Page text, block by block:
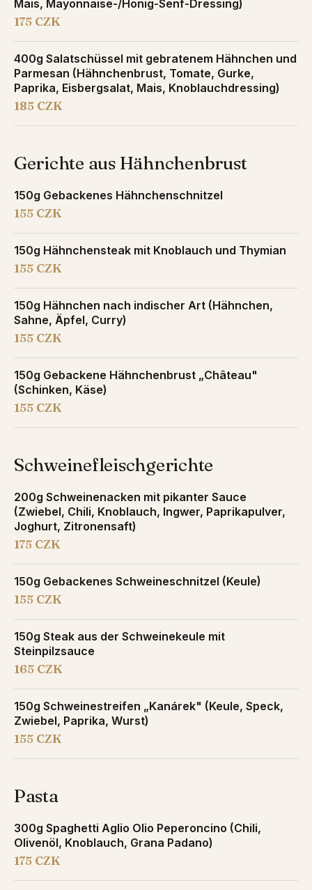
Mais, Mayonnaise-/Honig-Senf-Dressing)
175 CZK
400g Salatschüssel mit gebratenem Hähnchen und
Parmesan (Hähnchenbrust, Tomate, Gurke,
Paprika, Eisbergsalat, Mais, Knoblauchdressing)
185 CZK
Gerichte aus Hähnchenbrust
150g Gebackenes Hähnchenschnitzel
155 CZK
150g Hähnchensteak mit Knoblauch und Thymian
155 CZK
150g Hähnchen nach indischer Art (Hähnchen,
Sahne, Äpfel, Curry)
155 CZK
150g Gebackene Hähnchenbrust „Château"
(Schinken, Käse)
155 CZK
Schweinefleischgerichte
200g Schweinenacken mit pikanter Sauce
(Zwiebel, Chili, Knoblauch, Ingwer, Paprikapulver,
Joghurt, Zitronensaft)
175 CZK
150g Gebackenes Schweineschnitzel (Keule)
155 CZK
150g Steak aus der Schweinekeule mit
Steinpilzsauce
165 CZK
150g Schweinestreifen „Kanárek" (Keule, Speck,
Zwiebel, Paprika, Wurst)
155 CZK
Pasta
300g Spaghetti Aglio Olio Peperoncino (Chili,
Olivenöl, Knoblauch, Grana Padano)
175 CZK